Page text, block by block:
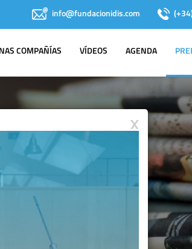
info@fundacionidis.com
COMPAÑÍAS VÍDEOS AGENDA
X